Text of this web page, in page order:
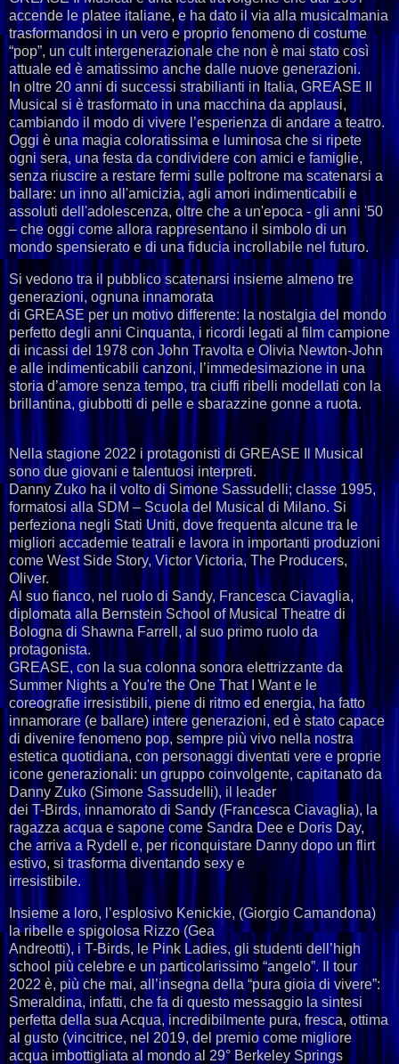
accende le platee italiane, e ha dato il via alla musicalmania
trasformandosi in un vero e proprio fenomeno di costume
“pop”, un cult intergenerazionale che non è mai stato così
attuale ed è amatissimo anche dalle nuove generazioni.
In oltre 20 anni di successi strabilianti in Italia, GREASE Il
Musical si è trasformato in una macchina da applausi,
cambiando il modo di vivere l’esperienza di andare a teatro.
Oggi è una magia coloratissima e luminosa che si ripete
ogni sera, una festa da condividere con amici e famiglie,
senza riuscire a restare fermi sulle poltrone ma scatenarsi a
ballare: un inno all'amicizia, agli amori indimenticabili e
assoluti dell'adolescenza, oltre che a un'epoca - gli anni '50
– che oggi come allora rappresentano il simbolo di un
mondo spensierato e di una fiducia incrollabile nel futuro.
Si vedono tra il pubblico scatenarsi insieme almeno tre
generazioni, ognuna innamorata
di GREASE per un motivo differente: la nostalgia del mondo
perfetto degli anni Cinquanta, i ricordi legati al film campione
di incassi del 1978 con John Travolta e Olivia Newton-John
e alle indimenticabili canzoni, l’immedesimazione in una
storia d’amore senza tempo, tra ciuffi ribelli modellati con la
brillantina, giubbotti di pelle e sbarazzine gonne a ruota.
Nella stagione 2022 i protagonisti di GREASE Il Musical
sono due giovani e talentuosi interpreti.
Danny Zuko ha il volto di Simone Sassudelli; classe 1995,
formatosi alla SDM – Scuola del Musical di Milano. Si
perfeziona negli Stati Uniti, dove frequenta alcune tra le
migliori accademie teatrali e lavora in importanti produzioni
come West Side Story, Victor Victoria, The Producers,
Oliver.
Al suo fianco, nel ruolo di Sandy, Francesca Ciavaglia,
diplomata alla Bernstein School of Musical Theatre di
Bologna di Shawna Farrell, al suo primo ruolo da
protagonista.
GREASE, con la sua colonna sonora elettrizzante da
Summer Nights a You're the One That I Want e le
coreografie irresistibili, piene di ritmo ed energia, ha fatto
innamorare (e ballare) intere generazioni, ed è stato capace
di divenire fenomeno pop, sempre più vivo nella nostra
estetica quotidiana, con personaggi diventati vere e proprie
icone generazionali: un gruppo coinvolgente, capitanato da
Danny Zuko (Simone Sassudelli), il leader
dei T-Birds, innamorato di Sandy (Francesca Ciavaglia), la
ragazza acqua e sapone come Sandra Dee e Doris Day,
che arriva a Rydell e, per riconquistare Danny dopo un flirt
estivo, si trasforma diventando sexy e
irresistibile.
Insieme a loro, l’esplosivo Kenickie, (Giorgio Camandona)
la ribelle e spigolosa Rizzo (Gea
Andreotti), i T-Birds, le Pink Ladies, gli studenti dell’high
school più celebre e un particolarissimo “angelo”. Il tour
2022 è, più che mai, all’insegna della “pura gioia di vivere”:
Smeraldina, infatti, che fa di questo messaggio la sintesi
perfetta della sua Acqua, incredibilmente pura, fresca, ottima
al gusto (vincitrice, nel 2019, del premio come migliore
acqua imbottigliata al mondo al 29° Berkeley Springs